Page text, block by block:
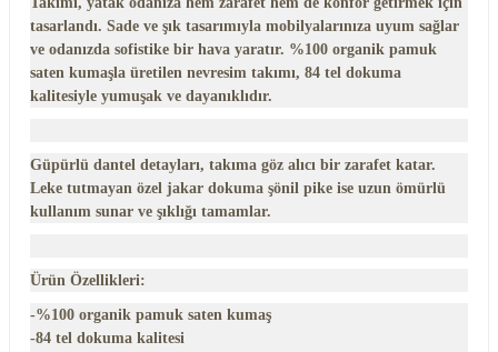
tasarlandı. Sade ve şık tasarımıyla mobilyalarınıza uyum sağlar
ve odanızda sofistike bir hava yaratır. %100 organik pamuk
saten kumaşla üretilen nevresim takımı, 84 tel dokuma
kalitesiyle yumuşak ve dayanıklıdır.
Güpürlü dantel detayları, takıma göz alıcı bir zarafet katar.
Leke tutmayan özel jakar dokuma şönil pike ise uzun ömürlü
kullanım sunar ve şıklığı tamamlar.
Ürün Özellikleri:
-%100 organik pamuk saten kumaş
-84 tel dokuma kalitesi